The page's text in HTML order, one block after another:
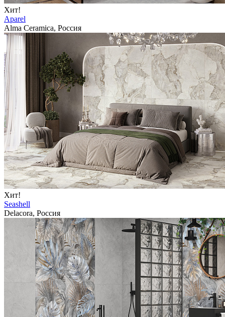
Хит!
Aparel
Alma Ceramica, Россия
Хит!
Seashell
Delacora, Россия